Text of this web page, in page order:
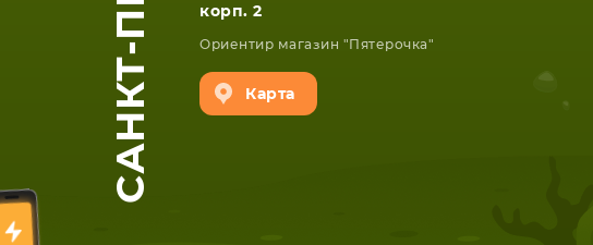
корп. 2
Ориентир магазин "Пятерочка"
Карта